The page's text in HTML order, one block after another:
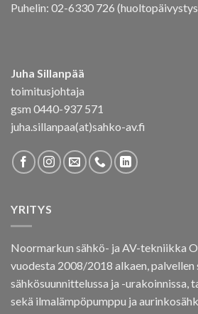
Puhelin: 02-6330 726
Juha Sillanpää
toimitusjohtaja
gsm 0440-937 571
juha.sillanpaa(at)sahko-av.fi
YRITYS
Noormarkun sähkö- ja AV-tekniikka
vuodesta 2008/2018 alkaen, palvellen
sähkösuunnittelussa ja -urakoinnissa,
sekä ilmalämpöpumppu ja